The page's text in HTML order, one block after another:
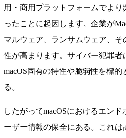
用・商用プラットフォームでよ
ったことに起因します。企業が
マルウェア、ランサムウェア、
性が高まります。サイバー犯罪者
macOS固有の特性や脆弱性を標
る。
したがってmacOSにおけるエン
ーザー情報の保全にある。これ